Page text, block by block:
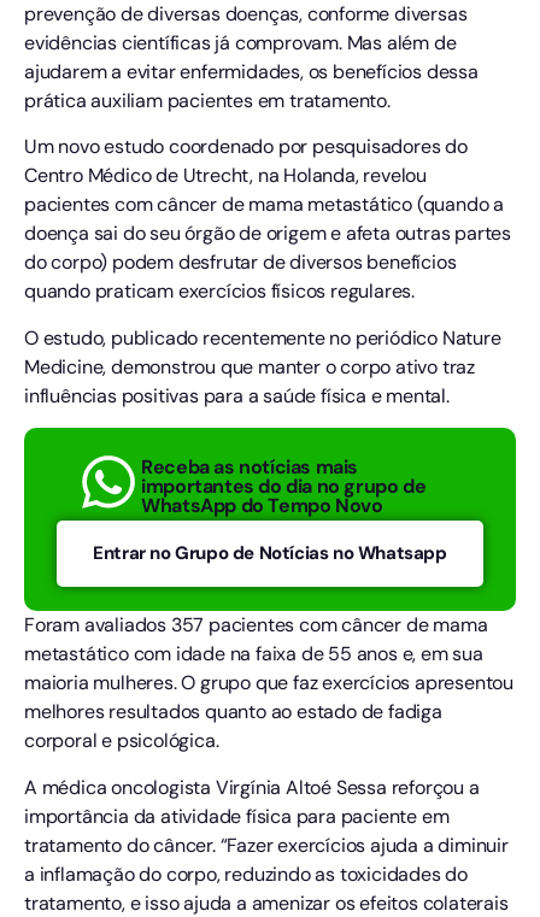
prevenção de diversas doenças, conforme diversas
evidências científicas já comprovam. Mas além de
ajudarem a evitar enfermidades, os benefícios dessa
prática auxiliam pacientes em tratamento.
Um novo estudo coordenado por pesquisadores do
Centro Médico de Utrecht, na Holanda, revelou
pacientes com câncer de mama metastático (quando a
doença sai do seu órgão de origem e afeta outras partes
do corpo) podem desfrutar de diversos benefícios
quando praticam exercícios físicos regulares.
O estudo, publicado recentemente no periódico Nature
Medicine, demonstrou que manter o corpo ativo traz
influências positivas para a saúde física e mental.
Receba as notícias mais
importantes do dia no grupo de
WhatsApp do Tempo Novo
Entrar no Grupo de Notícias no Whatsapp
Foram avaliados 357 pacientes com câncer de mama
metastático com idade na faixa de 55 anos e, em sua
maioria mulheres. O grupo que faz exercícios apresentou
melhores resultados quanto ao estado de fadiga
corporal e psicológica.
A médica oncologista Virgínia Altoé Sessa reforçou a
importância da atividade física para paciente em
tratamento do câncer. “Fazer exercícios ajuda a diminuir
a inflamação do corpo, reduzindo as toxicidades do
tratamento, e isso ajuda a amenizar os efeitos colaterais